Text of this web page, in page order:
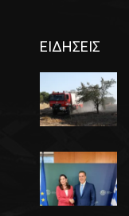
ΕΙΔΗΣΕΙΣ